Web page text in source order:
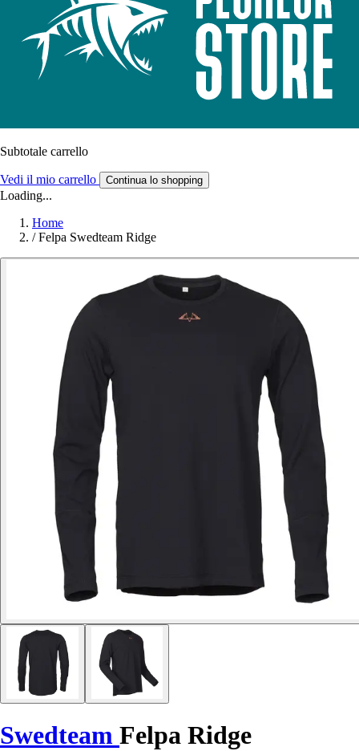
Subtotale carrello
Vedi il mio carrello Continua lo shopping
Loading...
Home
/ Felpa Swedteam Ridge
Swedteam Felpa Ridge